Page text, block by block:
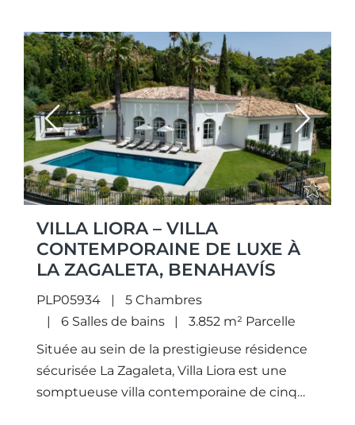
Previous Next
VILLA LIORA – VILLA
CONTEMPORAINE DE LUXE À
LA ZAGALETA, BENAHAVÍS
PLP05934
5 Chambres
6 Salles de bains
3.852 m² Parcelle
Située au sein de la prestigieuse résidence
sécurisée La Zagaleta, Villa Liora est une
somptueuse villa contemporaine de cinq